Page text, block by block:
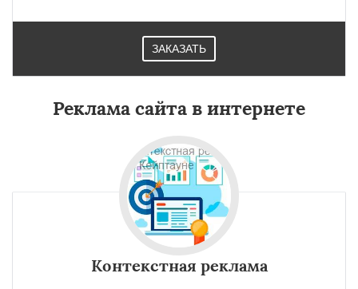
ЗАКАЗАТЬ
Реклама сайта в интернете
Контекстная реклама